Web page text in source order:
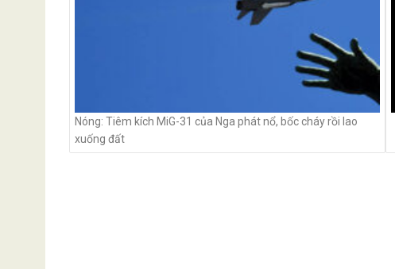
Nóng: Tiêm kích MiG-31 của Nga phát nổ, bốc cháy rồi lao
xuống đất